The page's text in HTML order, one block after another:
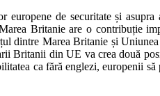
de securitate și
Britanie are o contribuție
dintre Marea Britanie și
Britanii din UE va crea două
ca fără englezi, europenii